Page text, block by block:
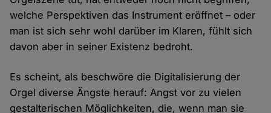
welche Perspektiven das Instrument eröffnet – oder
man ist sich sehr wohl darüber im Klaren, fühlt sich
davon aber in seiner Existenz bedroht.
Es scheint, als beschwöre die Digitalisierung der
Orgel diverse Ängste herauf: Angst vor zu vielen
gestalterischen Möglichkeiten, die, wenn man sie